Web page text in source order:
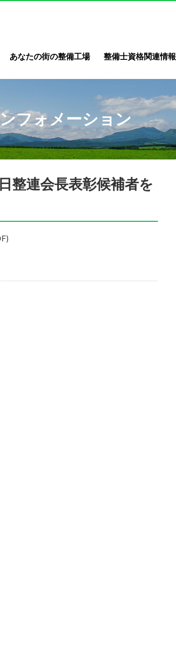
あなたの街の整備工場 整備士資格関連情報
フォメーション
整連会長表彰候補者を